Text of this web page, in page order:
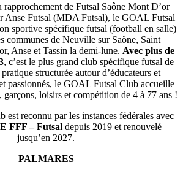
rapprochement de Futsal Saône Mont D’or
Anse Futsal (MDA Futsal), le GOAL Futsal
sportive spécifique futsal (football en salle)
communes de Neuville sur Saône, Saint
Anse et Tassin la demi-lune. Avec plus de
, c’est le plus grand club spécifique futsal de
structurée autour d’éducateurs et
passionnés, le GOAL Futsal Club accueille
garçons, loisirs et compétition de 4 à 77 ans !
reconnu par les instances fédérales avec
FFF – Futsaldepuis 2019 et renouvelé
jusqu’en 2027.
PALMARES